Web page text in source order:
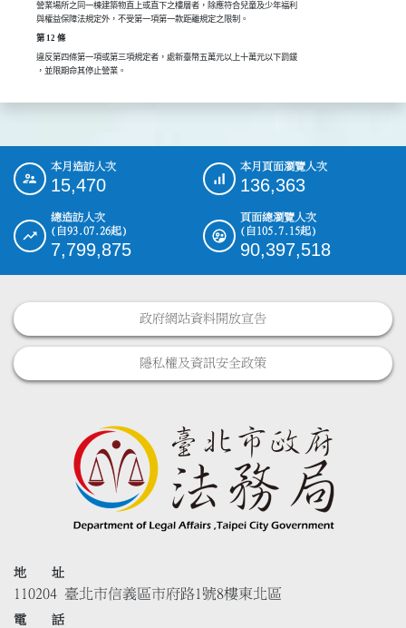
營業場所之同一棟建築物直上或直下之樓層者，除應符合兒童及少年福利
與權益保障法規定外，不受第一項第一款距離規定之限制。
第 12 條
違反第四條第一項或第三項規定者，處新臺幣五萬元以上十萬元以下罰鍰
，並限期命其停止營業。
::: 本月造訪人次
15,470
本月頁面瀏覽人次
136,363
總造訪人次
(自93.07.26起)
7,799,875
頁面總瀏覽人次
(自105.7.15起)
90,397,518
政府網站資料開放宣告
隱私權及資訊安全政策
地 址
110204 臺北市信義區市府路1號8樓東北區
電 話